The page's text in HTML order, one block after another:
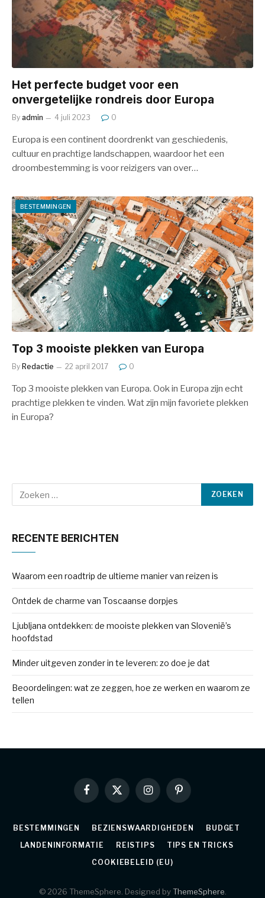
Het perfecte budget voor een
onvergetelijke rondreis door Europa
By admin 4 juli 2023 0
Europa is een continent doordrenkt van geschiedenis,
cultuur en prachtige landschappen, waardoor het een
droombestemming is voor reizigers van over…
BESTEMMINGEN
Top 3 mooiste plekken van Europa
By Redactie 22 april 2017 0
Top 3 mooiste plekken van Europa. Ook in Europa zijn echt
prachtige plekken te vinden. Wat zijn mijn favoriete plekken
in Europa?
RECENTE BERICHTEN
Waarom een roadtrip de ultieme manier van reizen is
Ontdek de charme van Toscaanse dorpjes
Ljubljana ontdekken: de mooiste plekken van Slovenië’s
hoofdstad
Minder uitgeven zonder in te leveren: zo doe je dat
Beoordelingen: wat ze zeggen, hoe ze werken en waarom ze
tellen
Facebook
X
(Twitter)
InstagramPinterest
BESTEMMINGEN BEZIENSWAARDIGHEDEN
BUDGET
LANDENINFORMATIE
REISTIPS
TIPS EN TRICKS
COOKIEBELEID (EU)
© 2026 ThemeSphere. Designed byThemeSphere